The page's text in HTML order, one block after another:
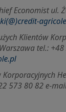
Economist
Klientów
tel.:
573 80 82 e-